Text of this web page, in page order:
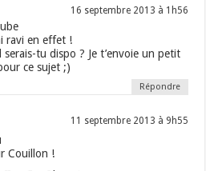
16 septembre 2013 à 1h56
ravi en effet !
serais-tu dispo ? Je t’envoie un petit
ce sujet ;)
Répondre
11 septembre 2013 à 9h55
Couillon !